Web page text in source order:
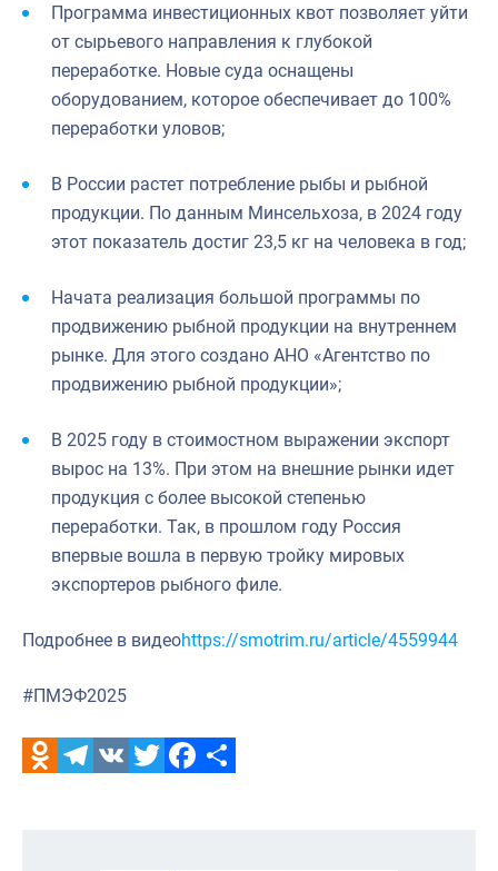
Программа инвестиционных квот позволяет уйти
от сырьевого направления к глубокой
переработке. Новые суда оснащены
оборудованием, которое обеспечивает до 100%
переработки уловов;
В России растет потребление рыбы и рыбной
продукции. По данным Минсельхоза, в 2024 году
этот показатель достиг 23,5 кг на человека в год;
Начата реализация большой программы по
продвижению рыбной продукции на внутреннем
рынке. Для этого создано АНО «Агентство по
продвижению рыбной продукции»;
В 2025 году в стоимостном выражении экспорт
вырос на 13%. При этом на внешние рынки идет
продукция с более высокой степенью
переработки. Так, в прошлом году Россия
впервые вошла в первую тройку мировых
экспортеров рыбного филе.
Подробнее в видеоhttps://smotrim.ru/article/4559944
#ПМЭФ2025